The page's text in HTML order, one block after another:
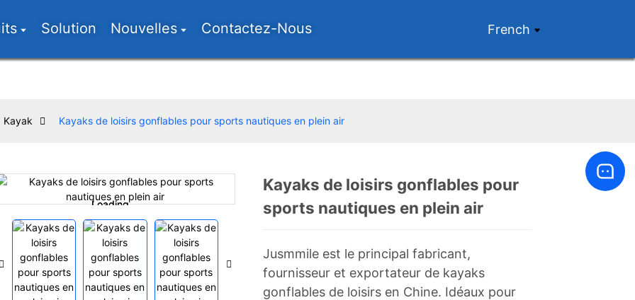
Solution Nouvelles Contactez-Nous French
Kayak Kayaks de loisirs gonflables pour sports nautiques en plein air
Loading...
Loading... Loading...
Loading...
Kayaks de loisirs gonflables pour
sports nautiques en plein air
Jusmmile est le principal fabricant,
fournisseur et exportateur de kayaks
gonflables de loisirs en Chine. Idéaux pour